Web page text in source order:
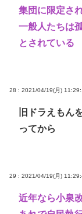
集団に限定さ
一般人たちは
とされている
28 : 2021/04/19(月)
旧ドラえもん
ってから
29 : 2021/04/19(月)
近年なら小泉